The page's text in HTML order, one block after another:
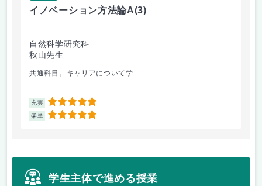
イノベーション方法論A(3)
自然科学研究科
秋山先生
共通科目。キャリアについて学...
充実 5
楽単 5
学生主体で進める授業